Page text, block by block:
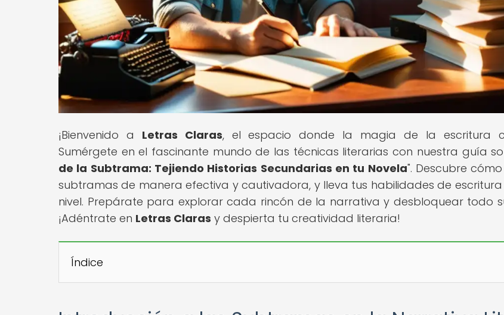
¡Bienvenido a Letras Claras, el espacio donde la magia de la escritura
Sumérgete en el fascinante mundo de las técnicas literarias con nuestra guía
de la Subtrama: Tejiendo Historias Secundarias en tu Novela". Descubre
subtramas de manera efectiva y cautivadora, y lleva tus habilidades de escritura
nivel. Prepárate para explorar cada rincón de la narrativa y desbloquear todo
¡Adéntrate en Letras Claras y despierta tu creatividad literaria!
Índice